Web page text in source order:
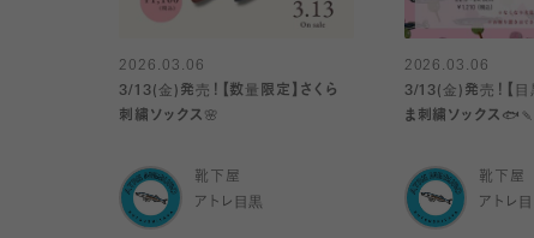
2026.03.06
3/13(金)発売！【数量限定】さくら
刺繍ソックス🌸
靴下屋
アトレ目黒
2026.03.06
3/13(金)発売！【目
ま刺繍ソックス🐟🍡
靴下屋
アトレ